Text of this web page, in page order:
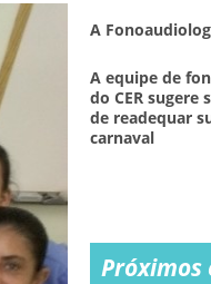
A
A equipe de
do CER sugere
de readequar
carnaval
Próximos